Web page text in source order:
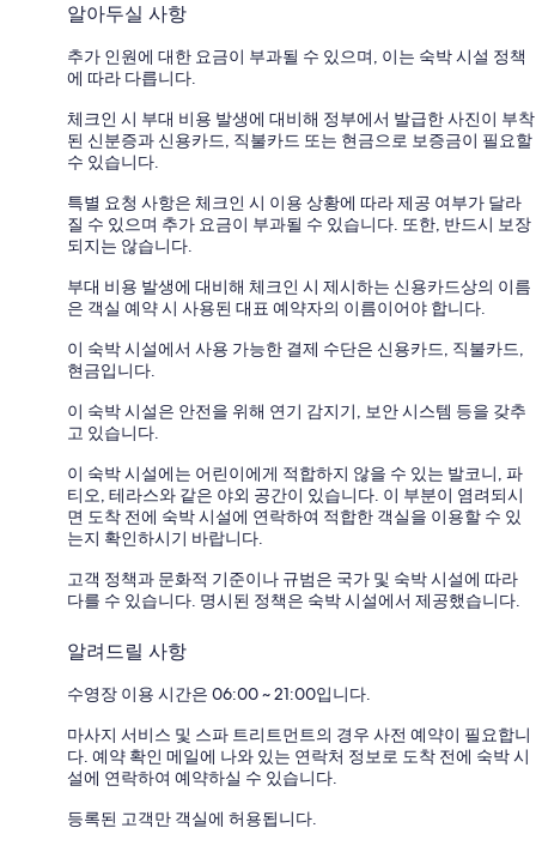
알아두실 사항
추가 인원에 대한 요금이 부과될 수 있으며, 이는 숙박 시설 정책
에 따라 다릅니다.
체크인 시 부대 비용 발생에 대비해 정부에서 발급한 사진이 부착
된 신분증과 신용카드, 직불카드 또는 현금으로 보증금이 필요할
수 있습니다.
특별 요청 사항은 체크인 시 이용 상황에 따라 제공 여부가 달라
질 수 있으며 추가 요금이 부과될 수 있습니다. 또한, 반드시 보장
되지는 않습니다.
부대 비용 발생에 대비해 체크인 시 제시하는 신용카드상의 이름
은 객실 예약 시 사용된 대표 예약자의 이름이어야 합니다.
이 숙박 시설에서 사용 가능한 결제 수단은 신용카드, 직불카드,
현금입니다.
이 숙박 시설은 안전을 위해 연기 감지기, 보안 시스템 등을 갖추
고 있습니다.
이 숙박 시설에는 어린이에게 적합하지 않을 수 있는 발코니, 파
티오, 테라스와 같은 야외 공간이 있습니다. 이 부분이 염려되시
면 도착 전에 숙박 시설에 연락하여 적합한 객실을 이용할 수 있
는지 확인하시기 바랍니다.
고객 정책과 문화적 기준이나 규범은 국가 및 숙박 시설에 따라
다를 수 있습니다. 명시된 정책은 숙박 시설에서 제공했습니다.
알려드릴 사항
수영장 이용 시간은 06:00 ~ 21:00입니다.
마사지 서비스 및 스파 트리트먼트의 경우 사전 예약이 필요합니
다. 예약 확인 메일에 나와 있는 연락처 정보로 도착 전에 숙박 시
설에 연락하여 예약하실 수 있습니다.
등록된 고객만 객실에 허용됩니다.